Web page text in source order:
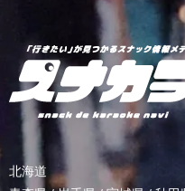
北海道